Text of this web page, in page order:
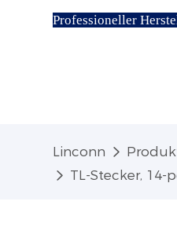
Professioneller
Linconn
TL-Stecker,